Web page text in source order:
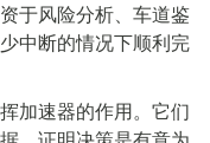
于风险分析、车道鉴
中断的情况下顺利完
加速器的作用。它们